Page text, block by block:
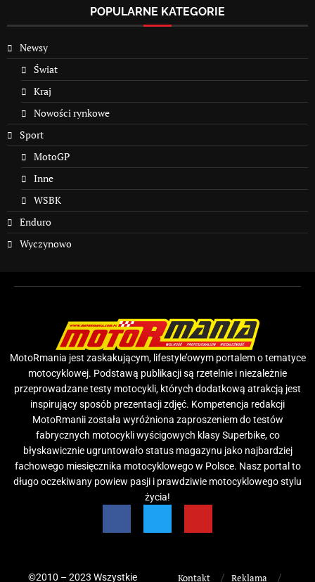
POPULARNE KATEGORIE
Newsy
Świat
Kraj
Nowości rynkowe
Sport
MotoGP
Inne
WSBK
Enduro
Wyczynowo
MotoRmania jest zaskakującym, lifestyle’owym portalem o tematyce
motocyklowej. Podstawą publikacji są rzetelnie i niezależnie
przeprowadzane testy motocykli, których dodatkową atrakcją jest
inspirujący sposób prezentacji zdjęć. Kompetencja redakcji
MotoRmanii została wyróżniona zaproszeniem do testów
fabrycznych motocykli wyścigowych klasy Superbike, co
błyskawicznie ugruntowało status magazynu jako najbardziej
fachowego miesięcznika motocyklowego w Polsce. Nasz portal to
długo oczekiwany powiew pasji i prawdziwie motocyklowego stylu
życia!
©2010 – 2023 Wszystkie Kontakt Reklama